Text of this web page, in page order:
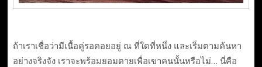
ถ้าเราเชื่อว่ามีเนื้อคู่รอคอยอยู่ ณ ที่ใดที่หนึ่ง และเริ่มตามค้นหา
อย่างจริงจัง เราจะพร้อมยอมตายเพื่อเขาคนนั้นหรือไม่… นี่คือ